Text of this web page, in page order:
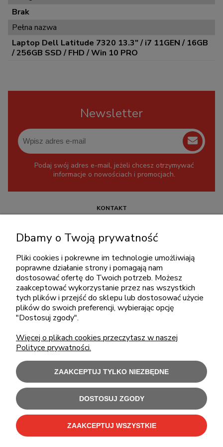
Brak
Pełna nazwa
Laptop Dell Latitude 7320 13.3" / i7 11GEN / 16GB
/ 256GB SSD / FHD / Win 10 PRO
Newsletter
Podaj swój adres e-mail, jeżeli chcesz otrzymywać
informacje o nowościach i promocjach.
KONTAKT
pon.-piąt.: 08:00-16:00
sklep@cebit.pl
ZAKUPY
MOJE KONTO
INFORMACJE
Użytkowanie sklepu oznacza zgodę na wykorzystywanie plików cookies.
Szczegółowe informacje wPolityce prywatności
C-Bit Bis OnLine - tanie laptopy poleasingowe i używane komputery biurowe.
Dbamy o Twoją prywatność
Pliki cookies i pokrewne im technologie umożliwiają
poprawne działanie strony i pomagają nam
dostosować ofertę do Twoich potrzeb. Możesz
zaakceptować wykorzystanie przez nas wszystkich
tych plików i przejść do sklepu lub dostosować użycie
plików do swoich preferencji, wybierając opcję
"Dostosuj zgody".
Więcej o plikach cookies przeczytasz w naszej
Polityce prywatności.
ZAAKCEPTUJ TYLKO NIEZBĘDNE
DOSTOSUJ ZGODY
ZAAKCEPTUJ WSZYSTKIE